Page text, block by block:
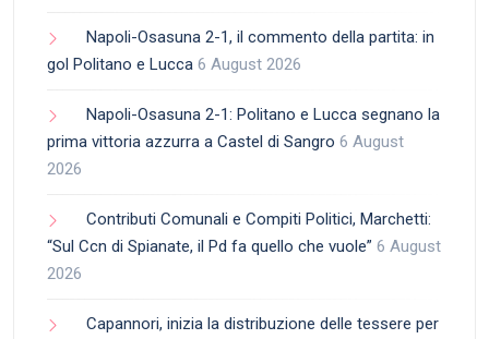
Napoli-Osasuna 2-1, il commento della partita: in
gol Politano e Lucca 6 August 2026
Napoli-Osasuna 2-1: Politano e Lucca segnano la
prima vittoria azzurra a Castel di Sangro 6 August
2026
Contributi Comunali e Compiti Politici, Marchetti:
“Sul Ccn di Spianate, il Pd fa quello che vuole” 6 August
2026
Capannori, inizia la distribuzione delle tessere per